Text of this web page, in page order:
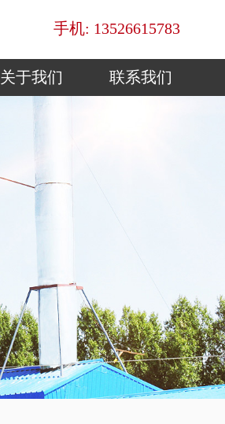
手机: 13526615783
关于我们 联系我们